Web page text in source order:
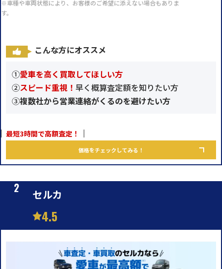
※車種や車両状態により、お客様のご希望に添えない場合もありま
す。
こんな方にオススメ
①愛車を高く買取してほしい方
②スピード重視！ 早く概算査定額を知りたい方
③複数社から営業連絡がくるのを避けたい方
最短3時間で高額査定！
価格をチェックしてみる！
セルカ
4.5